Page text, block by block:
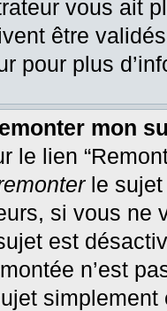
vous ait
être
pour plus
mon
le lien
le sujet
si vous ne
est
n’est